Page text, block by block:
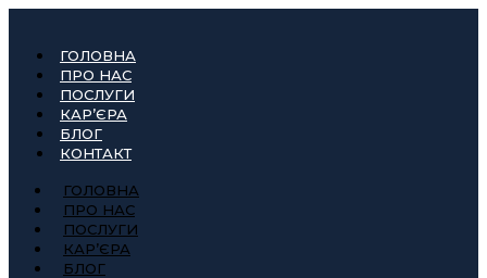
ГОЛОВНА
ПРО НАС
ПОСЛУГИ
КАР’ЄРА
БЛОГ
КОНТАКТ
ГОЛОВНА
ПРО НАС
ПОСЛУГИ
КАР’ЄРА
БЛОГ